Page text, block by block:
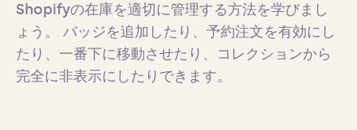
Shopifyの在庫を適切に管理する方法を学びまし
ょう。 バッジを追加したり、予約注文を有効にし
たり、一番下に移動させたり、コレクションから
完全に非表示にしたりできます。